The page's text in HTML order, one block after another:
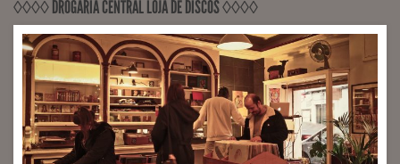
◊◊◊◊ DROGARIA CENTRAL LOJA DE DISCOS ◊◊◊◊